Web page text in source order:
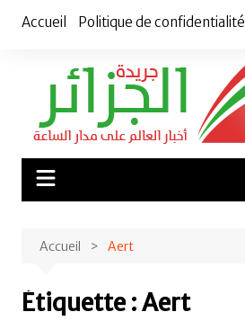
Accueil Politique de confidentialité
Accueil Aert
Étiquette :Aert